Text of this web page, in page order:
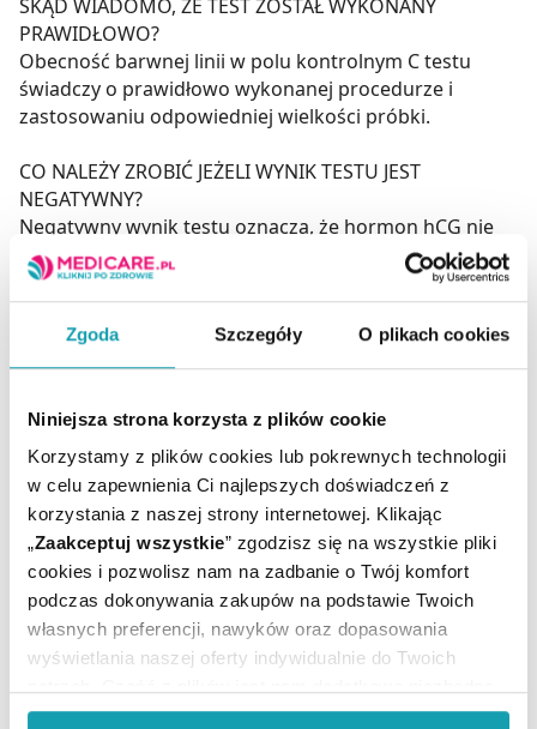
Zgoda Szczegóły O plikach cookies
Niniejsza strona korzysta z plików cookie
Korzystamy z plików cookies lub pokrewnych technologii
w celu zapewnienia Ci najlepszych doświadczeń z
korzystania z naszej strony internetowej. Klikając
„Zaakceptuj wszystkie” zgodzisz się na wszystkie pliki
cookies i pozwolisz nam na zadbanie o Twój komfort
podczas dokonywania zakupów na podstawie Twoich
własnych preferencji, nawyków oraz dopasowania
wyświetlania naszej oferty indywidualnie do Twoich
do prawidłowego działania Portalu oraz jego
SKĄD WIADOMO, ŻE TEST ZOSTAŁ WYKONANY
PRAWIDŁOWO?
Obecność barwnej linii w polu kontrolnym C testu
świadczy o prawidłowo wykonanej procedurze i
zastosowaniu odpowiedniej wielkości próbki.
CO NALEŻY ZROBIĆ JEŻELI WYNIK TESTU JEST
NEGATYWNY?
Negatywny wynik testu oznacza, że hormon hCG nie
został wykryty i prawdopodobnie nie ma ciąży. Jeżeli
miesiączka nie pojawi się w ciągu kilku dni, należy
powtórzyć test. Możliwe, że źle wyliczono dzień
rozpoczęcia miesiączki.
POZYTYWNY?
Pozytywny wynik testu oznacza, że hormon hCG został
wykryty w moczu i prawdopodobna jest ciąża. Ciążą
może być potwierdzona jedynie przez lekarza, który
udzieli dalszych wskazówek.
Przechowywanie
Przechowywać w temperaturze pokojowej, w miejscu
niedostępnym dla małych dzieci. Chronić od światła i
wilgoci.